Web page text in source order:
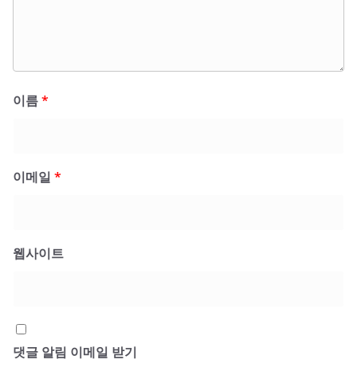
이름*
이메일 *
웹사이트
댓글 알림 이메일 받기